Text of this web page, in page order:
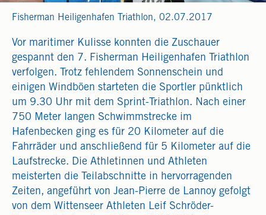
Fisherman Heiligenhafen Triathlon, 02.07.2017
Vor maritimer Kulisse konnten die Zuschauer
gespannt den 7. Fisherman Heiligenhafen Triathlon
verfolgen. Trotz fehlendem Sonnenschein und
einigen Windböen starteten die Sportler pünktlich
um 9.30 Uhr mit dem Sprint-Triathlon. Nach einer
750 Meter langen Schwimmstrecke im
Hafenbecken ging es für 20 Kilometer auf die
Fahrräder und anschließend für 5 Kilometer auf die
Laufstrecke. Die Athletinnen und Athleten
meisterten die Teilabschnitte in hervorragenden
Zeiten, angeführt von Jean-Pierre de Lannoy gefolgt
von dem Wittenseer Athleten Leif Schröder-